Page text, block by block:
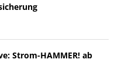
Strom-HAMMER! ab